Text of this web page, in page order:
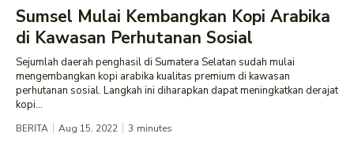
Sumsel Mulai Kembangkan Kopi Arabika
di Kawasan Perhutanan Sosial
Sejumlah daerah penghasil di Sumatera Selatan sudah mulai
mengembangkan kopi arabika kualitas premium di kawasan
perhutanan sosial. Langkah ini diharapkan dapat meningkatkan derajat
kopi...
BERITA Aug 15, 2022 3 minutes